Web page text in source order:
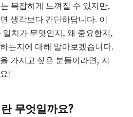
복잡하게 느껴질 수 있지만,
생각보다 간단하답니다. 이
치가 무엇인지, 왜 중요한지,
는지에 대해 알아보겠습니다.
가지고 싶은 분들이라면, 지
!
무엇일까요?